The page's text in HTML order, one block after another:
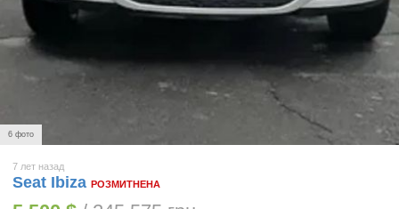
6 фото
7 лет назад
Seat Ibiza РОЗМИТНЕНА